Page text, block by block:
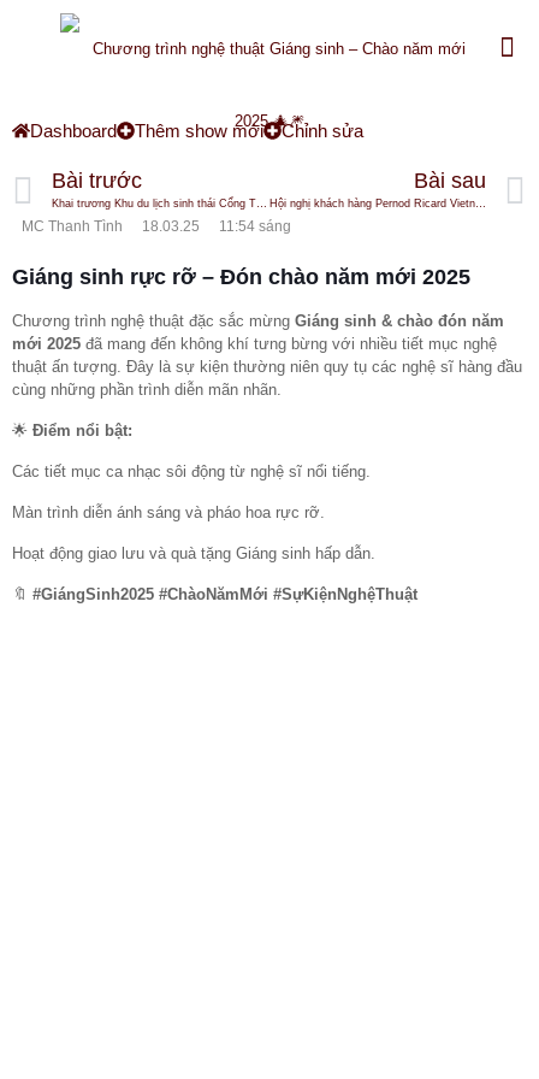
Dashboard Thêm show mới Chỉnh sửa
Bài trước
Khai trương Khu du lịch sinh thái Cổng Trời Đông Giang
Bài sau
Hội nghị khách hàng Pernod Ricard Vietnam 🍷🥂
MC Thanh Tình 18.03.25 11:54 sáng
Giáng sinh rực rỡ – Đón chào năm mới 2025
Chương trình nghệ thuật đặc sắc mừng Giáng sinh & chào đón năm
mới 2025 đã mang đến không khí tưng bừng với nhiều tiết mục nghệ
thuật ấn tượng. Đây là sự kiện thường niên quy tụ các nghệ sĩ hàng đầu
cùng những phần trình diễn mãn nhãn.
🌟 Điểm nổi bật:
Các tiết mục ca nhạc sôi động từ nghệ sĩ nổi tiếng.
Màn trình diễn ánh sáng và pháo hoa rực rỡ.
Hoạt động giao lưu và quà tặng Giáng sinh hấp dẫn.
🔖 #GiángSinh2025 #ChàoNămMới #SựKiệnNghệThuật